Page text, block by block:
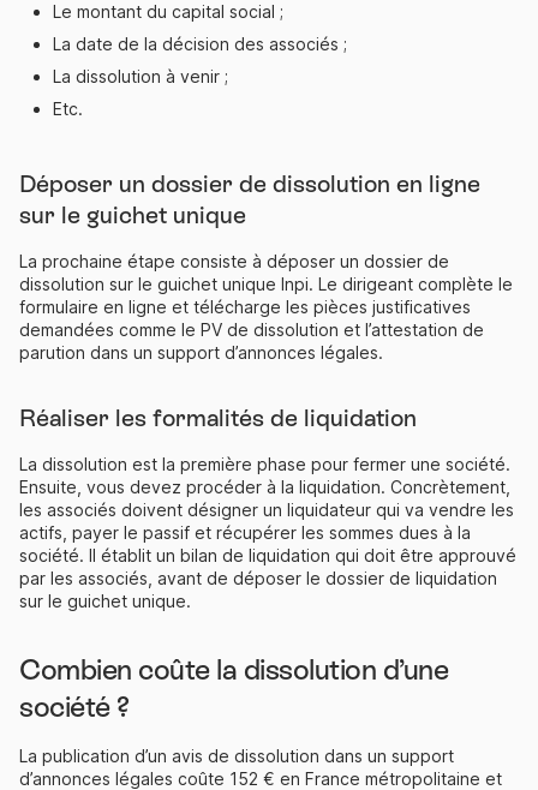
Le montant du capital social ;
La date de la décision des associés ;
La dissolution à venir ;
Etc.
Déposer un dossier de dissolution en ligne
sur le guichet unique
La prochaine étape consiste à déposer un dossier de
dissolution sur le guichet unique Inpi. Le dirigeant complète le
formulaire en ligne et télécharge les pièces justificatives
demandées comme le PV de dissolution et l’attestation de
parution dans un support d’annonces légales.
Réaliser les formalités de liquidation
La dissolution est la première phase pour fermer une société.
Ensuite, vous devez procéder à la liquidation. Concrètement,
les associés doivent désigner un liquidateur qui va vendre les
actifs, payer le passif et récupérer les sommes dues à la
société. Il établit un bilan de liquidation qui doit être approuvé
par les associés, avant de déposer le dossier de liquidation
sur le guichet unique.
Combien coûte la dissolution d’une
société ?
La publication d’un avis de dissolution dans un support
d’annonces légales coûte 152 € en France métropolitaine et